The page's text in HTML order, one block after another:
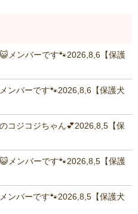
メンバーです🐾2026,8,6【保護
ンバーです🐾2026,8,6【保護犬
コジコジちゃん💕2026,8,5【保
メンバーです🐾2026,8,5【保護
ンバーです🐾2026,8,5【保護犬